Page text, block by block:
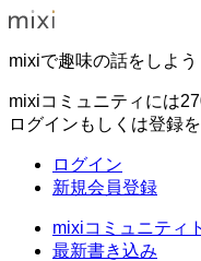
mixiで趣味の話をしよう
mixiコミュニティには
ログインもしくは登録
ログイン
新規会員登録
mixiコミュニティ
最新書き込み